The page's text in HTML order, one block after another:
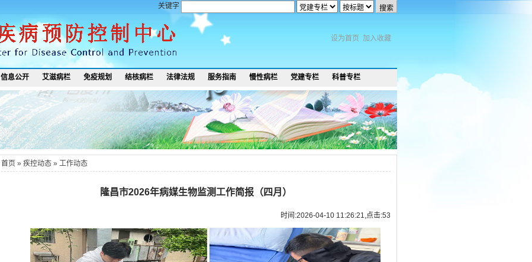
关键字
设为首页 加入收藏
信息公开 艾滋病栏 免疫规划 结核病栏 法律法规 服务指南 慢性病栏 党建专栏 科普专栏
首页 » 疾控动态 » 工作动态
隆昌市2026年病媒生物监测工作简报（四月）
时间:2026-04-10 11:26:21,点击:53